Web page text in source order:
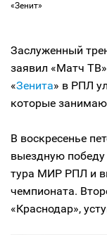
«Зенит»
Заслуженный
заявил «Матч
«Зенита» в РПЛ
которые
В воскресенье
выездную победу
тура МИР РПЛ и
чемпионата.
«Краснодар»,